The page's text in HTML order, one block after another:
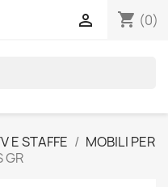
shopping_cart (0)

E STAFFE
MOBILI PER
GR